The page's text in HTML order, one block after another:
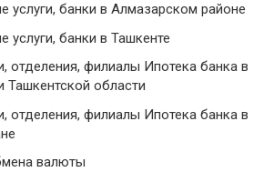
услуги, банки в Алмазарском районе
услуги, банки в Ташкенте
отделения, филиалы Ипотека банка в
Ташкентской области
отделения, филиалы Ипотека банка в
валюты